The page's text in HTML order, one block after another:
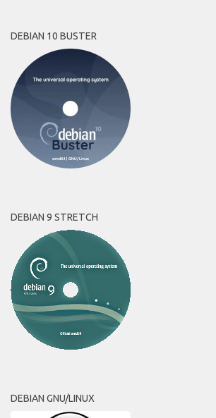
DEBIAN 10 BUSTER
DEBIAN 9 STRETCH
DEBIAN GNU/LINUX